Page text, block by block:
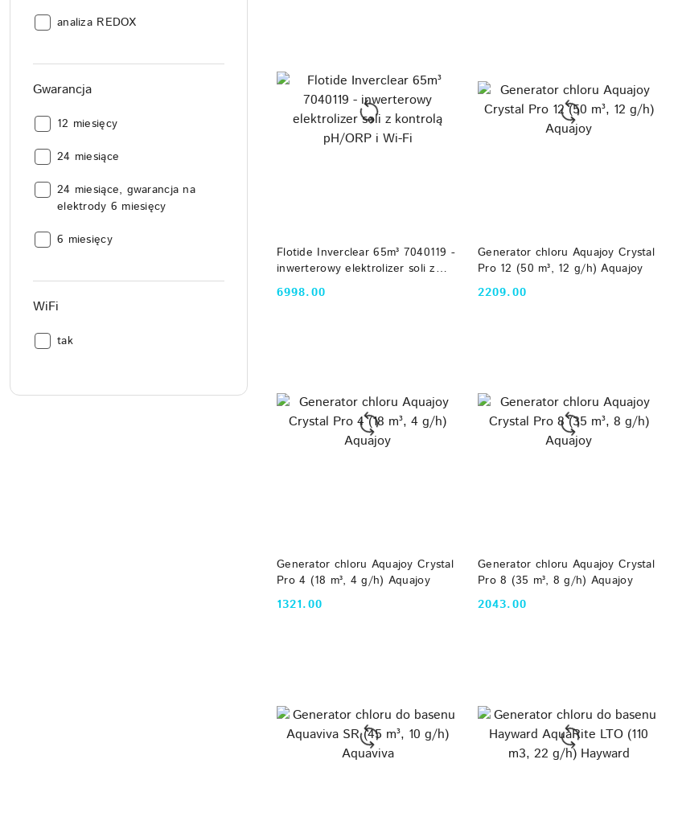
wody:
parametry
analiza REDOX
Gwarancja
Gwarancja:
12 miesięcy
Gwarancja:
24 miesiące
Gwarancja:
24 miesiące, gwarancja na
elektrody 6 miesięcy
Gwarancja:
6 miesięcy
WiFi
WiFi:
tak
Flotide Inverclear 65m³ 7040119 -
inwerterowy elektrolizer soli z
kontrolą pH/ORP i Wi-Fi
Cena:
6998.00
DO KOSZYKA
Generator chloru Aquajoy Crystal
Pro 12 (50 m³, 12 g/h) Aquajoy
Cena:
2209.00
DO KOSZYKA
Generator chloru Aquajoy Crystal
Pro 4 (18 m³, 4 g/h) Aquajoy
Cena:
1321.00
DO KOSZYKA
Generator chloru Aquajoy Crystal
Pro 8 (35 m³, 8 g/h) Aquajoy
Cena:
2043.00
DO KOSZYKA